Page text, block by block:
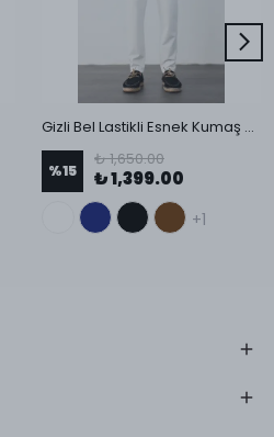
Gizli Bel Lastikli Esnek Kumaş Slim Fit Pantolon
%15
₺ 1,650.00
₺ 1,399.00
+1